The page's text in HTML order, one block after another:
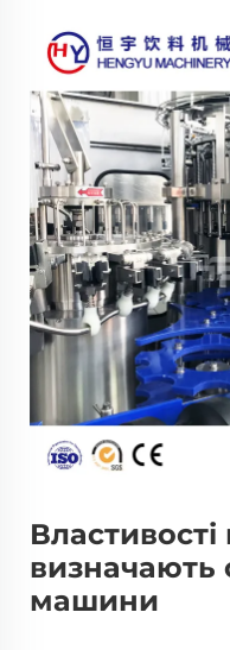
Властивості
визначають
машини